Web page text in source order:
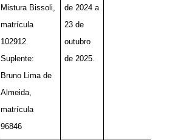
Mistura Bissoli,
matrícula
102912
Suplente:
Bruno Lima de
Almeida,
matrícula
96846
de 2024 a
23 de
outubro
de 2025.